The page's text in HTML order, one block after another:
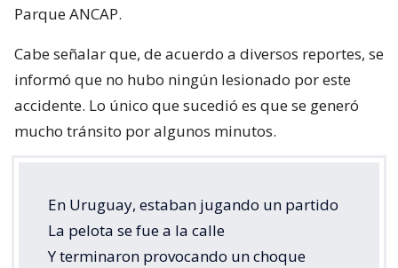
Parque ANCAP.
Cabe señalar que, de acuerdo a diversos reportes, se
informó que no hubo ningún lesionado por este
accidente. Lo único que sucedió es que se generó
mucho tránsito por algunos minutos.
En Uruguay, estaban jugando un partido
La pelota se fue a la calle
Y terminaron provocando un choque